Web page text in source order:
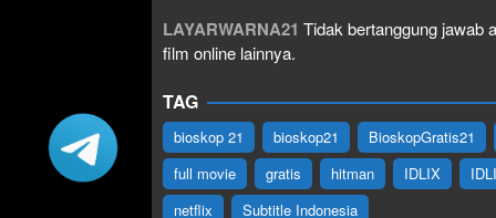
LAYARWARNA21 Tidak bertanggung jawab
film online lainnya.
TAG
bioskop 21 bioskop21
BioskopGratis21
full movie
gratis hitman IDLIX
netflix
Subtitle Indonesia